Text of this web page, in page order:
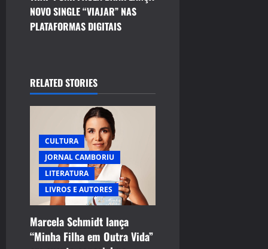
a
v
g
a
n
NOVO SINGLE “VIAJAR” NAS
PLATAFORMAS DIGITAIS
RELATED STORIES
CULTURA
JORNAL CAMBORIU
LITERATURA
LIVROS E AUTORES
Marcela Schmidt lança
“Minha Filha em Outra Vida”